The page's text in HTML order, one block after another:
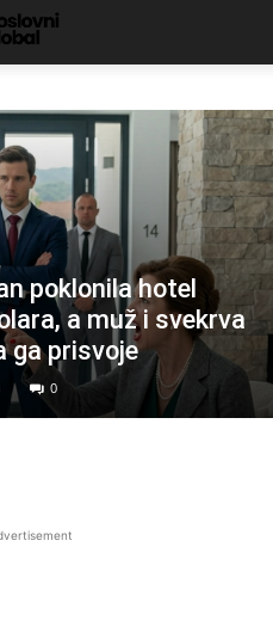
poklonila hotel
a muž i svekrva
ga prisvoje
0